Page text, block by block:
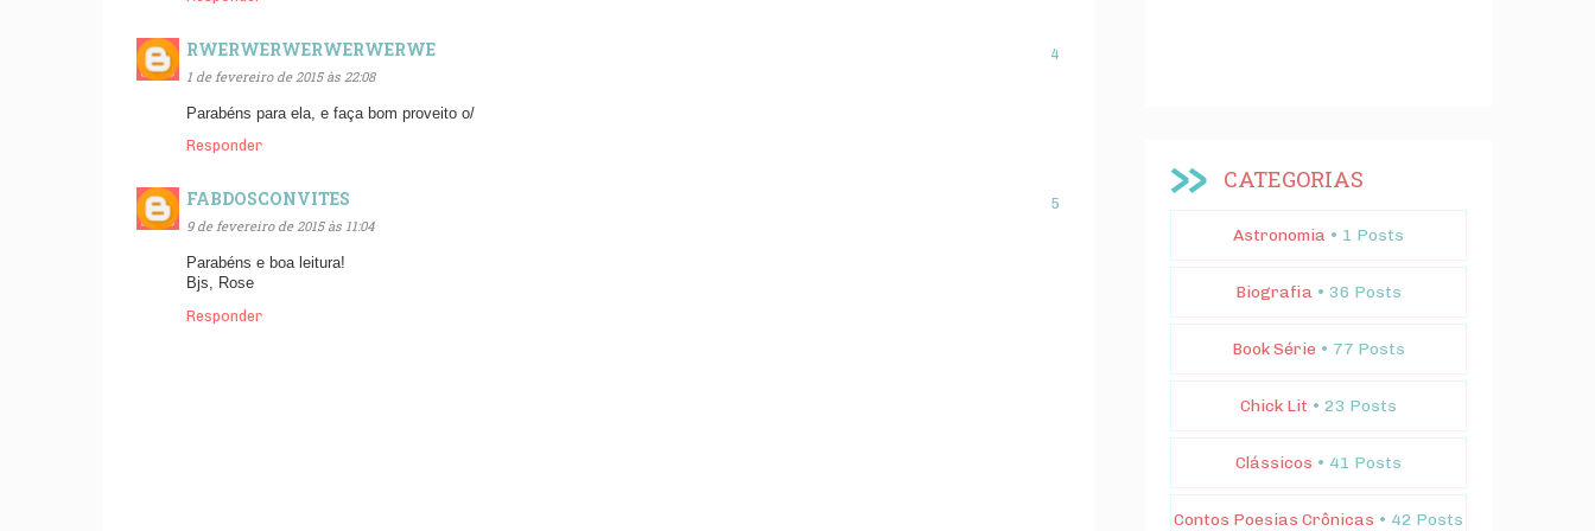
RWERWERWERWERWERWE
1 de fevereiro de 2015 às 22:08
Parabéns para ela, e faça bom proveito o/
Responder
FABDOSCONVITES
9 de fevereiro de 2015 às 11:04
Parabéns e boa leitura!
Bjs, Rose
Responder
CATEGORIAS
Astronomia • 1 Posts
Biografia • 36 Posts
Book Série • 77 Posts
Chick Lit • 23 Posts
Clássicos • 41 Posts
Contos Poesias Crônicas • 42 Posts